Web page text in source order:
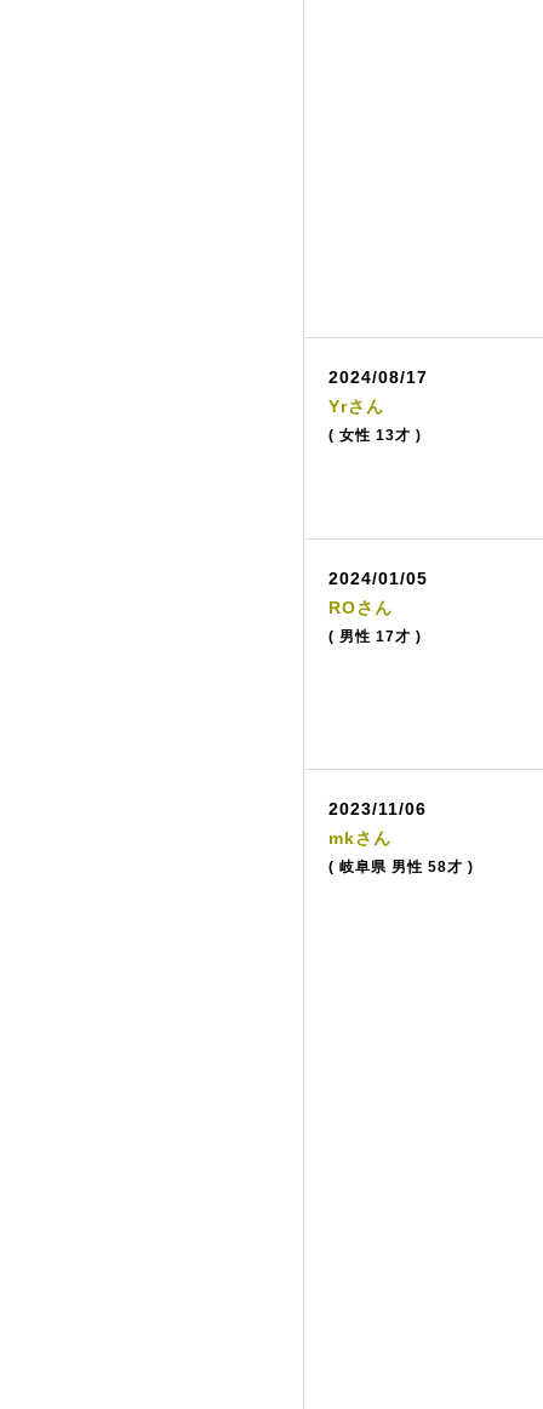
2024/08/17
Yrさん
( 女性 13才 )
2024/01/05
ROさん
( 男性 17才 )
2023/11/06
mkさん
( 岐阜県 男性 58才 )